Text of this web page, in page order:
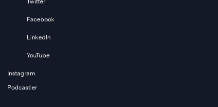
Facebook
LinkedIn
YouTube
Instagram
Podcastler